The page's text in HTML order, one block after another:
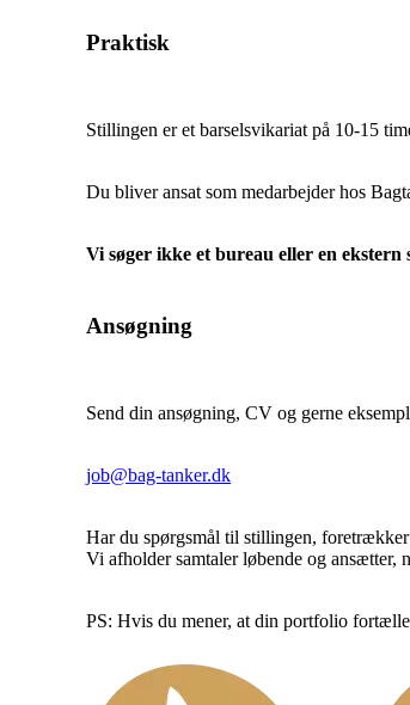
Praktisk
Stillingen er et barselsvikariat på 10-15
Du bliver ansat som medarbejder hos
Vi søger ikke et bureau eller en
Ansøgning
Send din ansøgning, CV og gerne
job@bag-tanker.dk
Har du spørgsmål til stillingen,
Vi afholder samtaler løbende og ansætter,
PS: Hvis du mener, at din portfolio